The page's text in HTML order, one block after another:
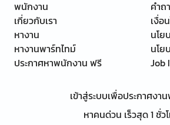
พนักงาน
เกี่ยวกับเรา
หางาน
หางานพาร์ทไทม์
ประกาศหาพนักงาน ฟรี
คำ
เงื่อ
นโย
นโย
Job
เข้าสู่ระบบเพื่อประกาศงา
หาคนด่วน เร็วสุด 1 ชั่ว